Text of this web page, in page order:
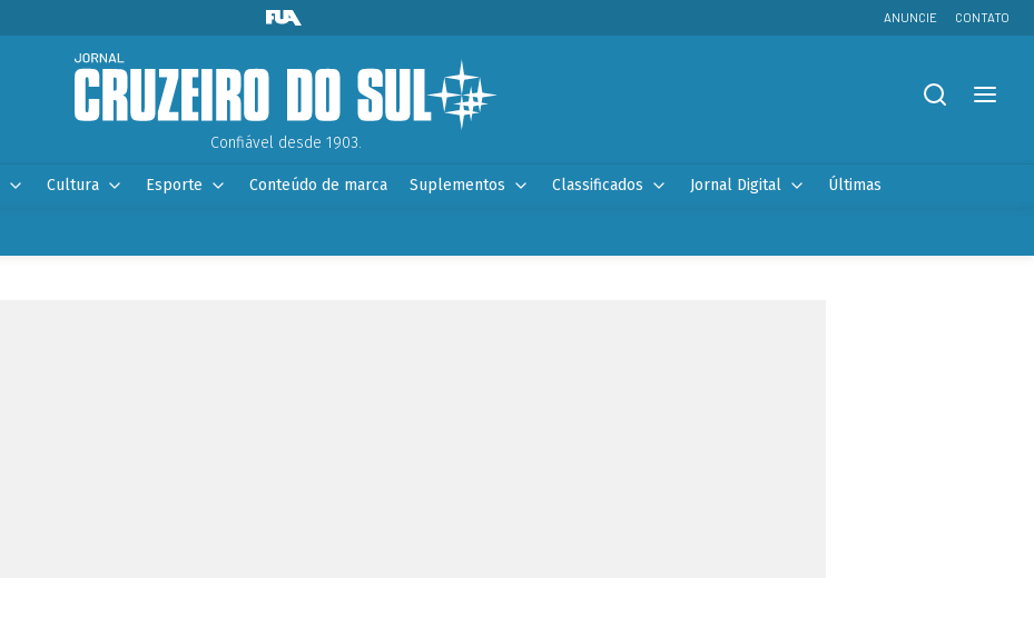
ANUNCIE CONTATO
Confiável desde 1903.
Cultura Esporte Conteúdo de marca Suplementos Classificados Jornal Digital Últimas